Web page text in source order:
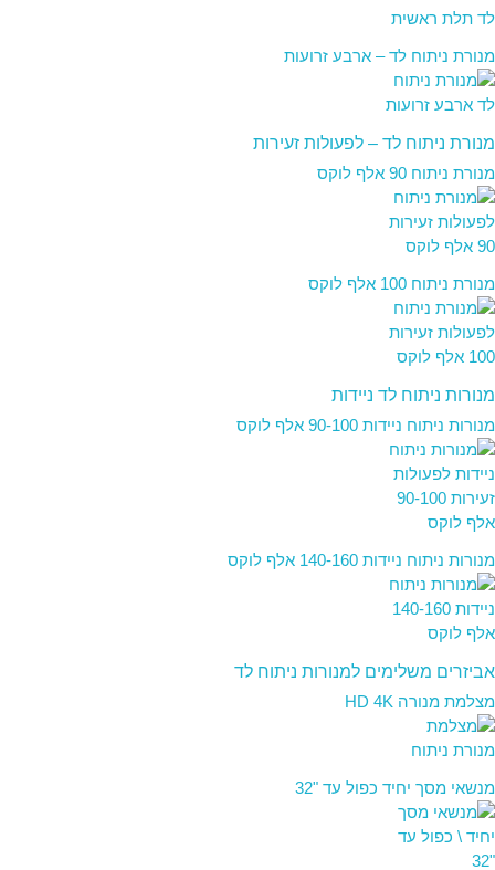
מנורת ניתוח לד – ארבע זרועות
מנורת ניתוח לד – לפעולות זעירות
מנורת ניתוח 90 אלף לוקס
מנורת ניתוח 100 אלף לוקס
מנורות ניתוח לד ניידות
מנורות ניתוח ניידות 90-100 אלף לוקס
מנורות ניתוח ניידות 140-160 אלף לוקס
אביזרים משלימים למנורות ניתוח לד
מצלמת מנורה HD 4K
מנשאי מסך יחיד כפול עד "32